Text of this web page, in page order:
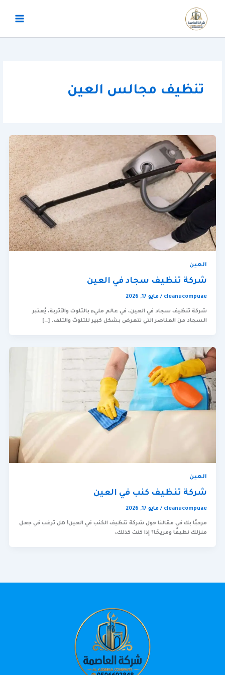
المحتوى
تنظيف مجالس العين
العين
شركة تنظيف سجاد في العين
cleanucompuae
/ مايو 17, 2026
شركة تنظيف سجاد في العين، في عالم مليء بالتلوث والأتربة، يُعتبر
السجاد من العناصر التي تتعرض بشكل كبير للتلوث والتلف. […]
العين
شركة تنظيف كنب في العين
cleanucompuae
/ مايو 17, 2026
مرحبًا بك في مقالنا حول شركة تنظيف الكنب في العين! هل ترغب في جعل
منزلك نظيفًا ومريحًا؟ إذا كنت كذلك،